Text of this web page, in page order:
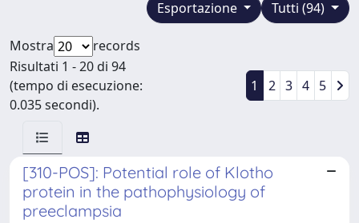
Tutti (94)
Esportazione
Mostra
records
Risultati 1 - 20 di 94
(tempo di esecuzione:
0.035 secondi).
1 2 3 4 5
[310-POS]: Potential role of Klotho
protein in the pathophysiology of
preeclampsia